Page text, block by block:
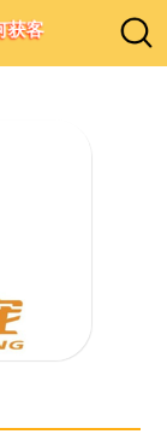
获客